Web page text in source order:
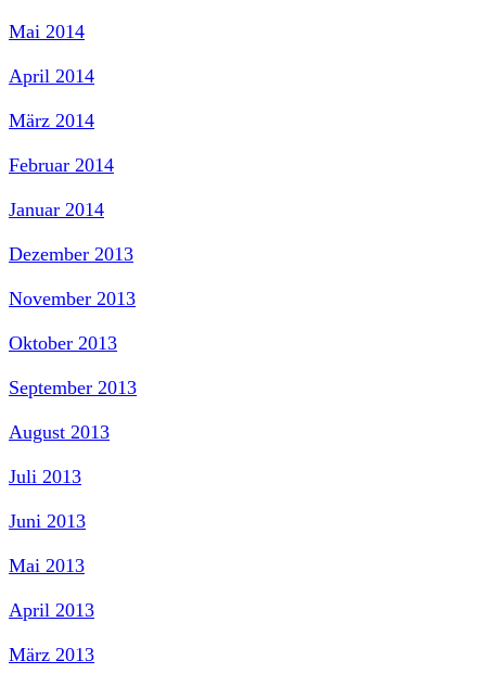
Mai 2014
April 2014
März 2014
Februar 2014
Januar 2014
Dezember 2013
November 2013
Oktober 2013
September 2013
August 2013
Juli 2013
Juni 2013
Mai 2013
April 2013
März 2013